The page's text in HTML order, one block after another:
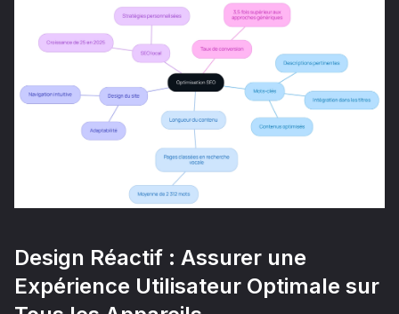
Design Réactif : Assurer une
Expérience Utilisateur Optimale sur